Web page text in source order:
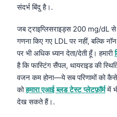
संदर्भ बिंदु है।.
जब ट्राइग्लिसराइड्स 200 mg/dL
गणना किए गए LDL पर नहीं, बल्कि
पर भी अधिक ध्यान देता/देती हूँ। हमारी
है कि फास्टिंग सैंपल, थायराइड की
वजन कम होना—ये सब परिणामों को
कोहमारा एआई ब्लड टेस्ट प्लेटफ़ॉर्ममें
देख सकते हैं।.